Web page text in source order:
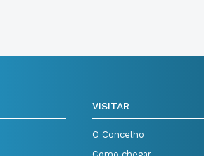
VISITAR
O Concelho